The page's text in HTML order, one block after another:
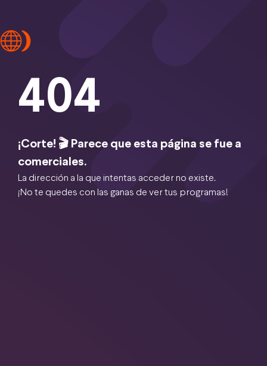
404
¡Corte! 🎬 Parece que esta página se fue a
comerciales.
La dirección a la que intentas acceder no existe.
¡No te quedes con las ganas de ver tus programas!